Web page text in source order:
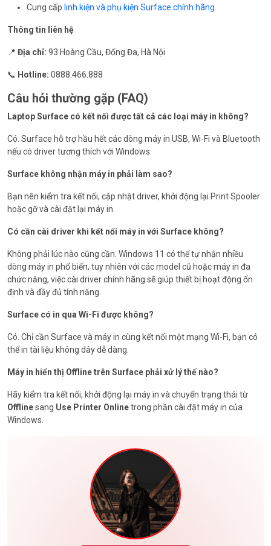
Cung cấp linh kiện và phụ kiện Surface chính hãng
Thông tin liên hệ
📍 Địa chỉ: 93 Hoàng Cầu, Đống Đa, Hà Nội
📞 Hotline: 0888.466.888
Câu hỏi thường gặp (FAQ)
Laptop Surface có kết nối được tất cả các loại máy in không?
Có. Surface hỗ trợ hầu hết các dòng máy in USB, Wi-Fi và Bluetooth
nếu có driver tương thích với Windows.
Surface không nhận máy in phải làm sao?
Bạn nên kiểm tra kết nối, cập nhật driver, khởi động lại Print Spooler
hoặc gỡ và cài đặt lại máy in.
Có cần cài driver khi kết nối máy in với Surface không?
Không phải lúc nào cũng cần. Windows 11 có thể tự nhận nhiều
dòng máy in phổ biến, tuy nhiên với các model cũ hoặc máy in đa
chức năng, việc cài driver chính hãng sẽ giúp thiết bị hoạt động ổn
định và đầy đủ tính năng.
Surface có in qua Wi-Fi được không?
Có. Chỉ cần Surface và máy in cùng kết nối một mạng Wi-Fi, bạn có
thể in tài liệu không dây dễ dàng.
Máy in hiển thị Offline trên Surface phải xử lý thế nào?
Hãy kiểm tra kết nối, khởi động lại máy in và chuyển trạng thái từ
Offlinesang Use Printer Onlinetrong phần cài đặt máy in của
Windows.